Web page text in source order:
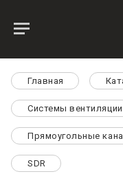
Главная
Системы вентиляции
Прямоугольные
SDR